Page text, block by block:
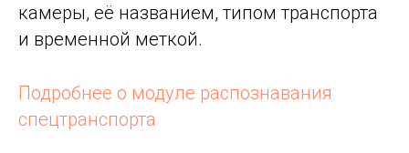
камеры, её названием, типом транспорта
и временной меткой.
Подробнее о модуле распознавания
спецтранспорта